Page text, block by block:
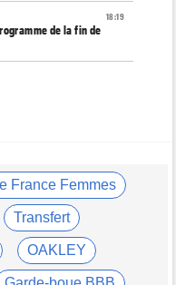
18:19
de la fin de
au public
étape, UAE déçoit !
pub ni pop up : 9,99€
16:38
France Femmes
Transfert
OAKLEY